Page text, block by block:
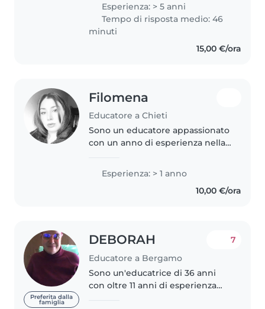
attualmente frequento il corso di
Scienze dell'educazione a
Ferrara. Ho..
Esperienza: > 5 anni
Tempo di risposta medio: 46
minuti
15,00 €/ora
Filomena
Educatore a Chieti
Sono un educatore appassionato
con un anno di esperienza nella
dai neonati ai bambini in età
prescolare. Ho una laurea in
Scienze dell'Educazione e..
Esperienza: > 1 anno
10,00 €/ora
Preferita dalla
famiglia
DEBORAH
Educatore a Bergamo
7
Sono un'educatrice di 36 anni
con oltre 11 anni di esperienza